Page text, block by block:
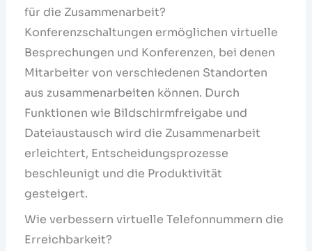
für die Zusammenarbeit?
Konferenzschaltungen ermöglichen virtuelle
Besprechungen und Konferenzen, bei denen
Mitarbeiter von verschiedenen Standorten
aus zusammenarbeiten können. Durch
Funktionen wie Bildschirmfreigabe und
Dateiaustausch wird die Zusammenarbeit
erleichtert, Entscheidungsprozesse
beschleunigt und die Produktivität
gesteigert.
Wie verbessern virtuelle Telefonnummern die
Erreichbarkeit?